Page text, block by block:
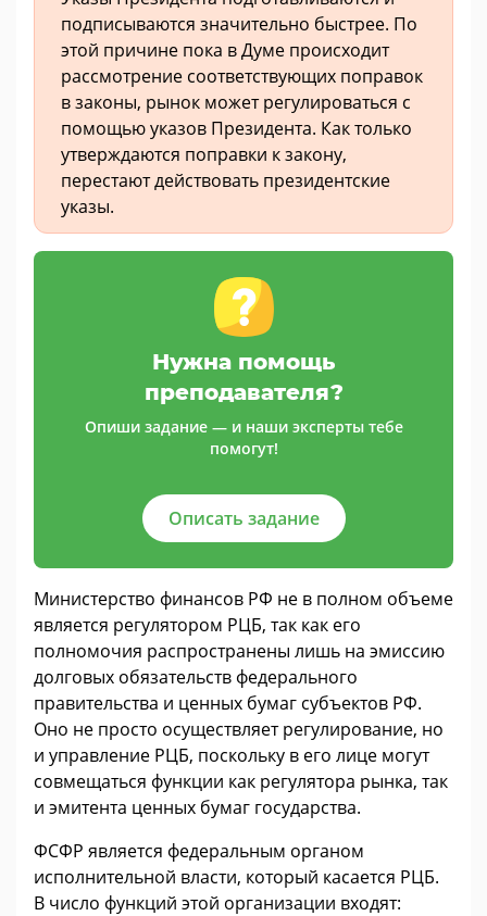
подписываются значительно быстрее. По
этой причине пока в Думе происходит
рассмотрение соответствующих поправок
в законы, рынок может регулироваться с
помощью указов Президента. Как только
утверждаются поправки к закону,
перестают действовать президентские
указы.
Нужна помощь
преподавателя?
Опиши задание — и наши эксперты тебе
помогут!
Описать задание
Министерство финансов РФ не в полном объеме
является регулятором РЦБ, так как его
полномочия распространены лишь на эмиссию
долговых обязательств федерального
правительства и ценных бумаг субъектов РФ.
Оно не просто осуществляет регулирование, но
и управление РЦБ, поскольку в его лице могут
совмещаться функции как регулятора рынка, так
и эмитента ценных бумаг государства.
ФСФР является федеральным органом
исполнительной власти, который касается РЦБ.
В число функций этой организации входят: